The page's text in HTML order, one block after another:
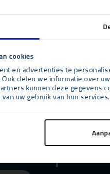
cookies
en advertenties te
delen we informatie over
kunnen deze gegevens
uw gebruik van hun services.
our